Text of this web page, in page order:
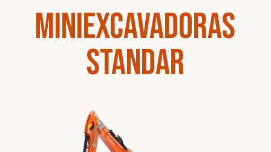
Miniexcavadoras
Standar